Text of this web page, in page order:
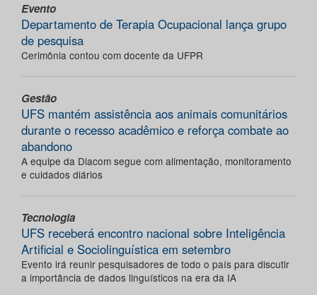
Evento
Departamento de Terapia Ocupacional lança grupo
de pesquisa
Cerimônia contou com docente da UFPR
Gestão
UFS mantém assistência aos animais comunitários
durante o recesso acadêmico e reforça combate ao
abandono
A equipe da Diacom segue com alimentação, monitoramento
e cuidados diários
Tecnologia
UFS receberá encontro nacional sobre Inteligência
Artificial e Sociolinguística em setembro
Evento irá reunir pesquisadores de todo o país para discutir
a importância de dados linguísticos na era da IA